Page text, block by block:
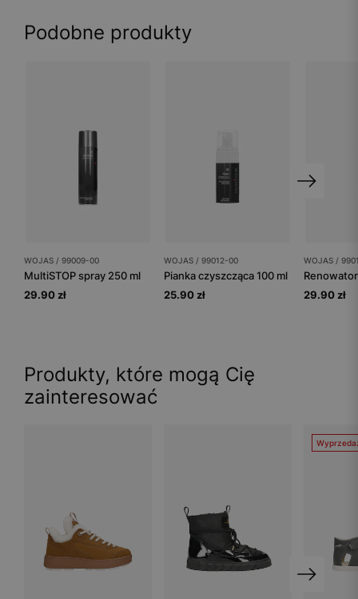
Podobne produkty
WOJAS / 99009-00
MultiSTOP spray 250 ml
29.90 zł
WOJAS / 99012-00
Pianka czyszcząca 100 ml
25.90 zł
WOJAS /
29.90 zł
Produkty, które mogą Cię
zainteresować